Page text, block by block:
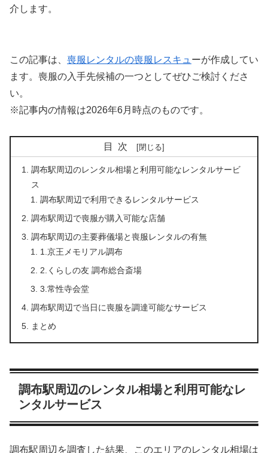
介します。
この記事は、 喪服レンタルの喪服レスキュ ーが作成してい
ます。喪服の入手先候補の一つとしてぜひご検討くださ
い。
※記事内の情報は2026年6月時点のものです。
目次
調布駅周辺のレンタル相場と利用可能なレンタルサービ
ス
調布駅周辺で利用できるレンタルサービス
調布駅周辺で喪服が購入可能な店舗
調布駅周辺の主要葬儀場と喪服レンタルの有無
1.京王メモリアル調布
2.くらしの友 調布総合斎場
3.常性寺会堂
調布駅周辺で当日に喪服を調達可能なサービス
まとめ
調布駅周辺のレンタル相場と利用可能なレ
ンタルサービス
調布駅周辺を調査した結果、このエリアのレンタル相場は